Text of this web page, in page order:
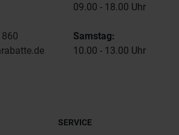
09.00 - 18.00 Uhr
Samstag:
10.00 - 13.00 Uhr
SERVICE